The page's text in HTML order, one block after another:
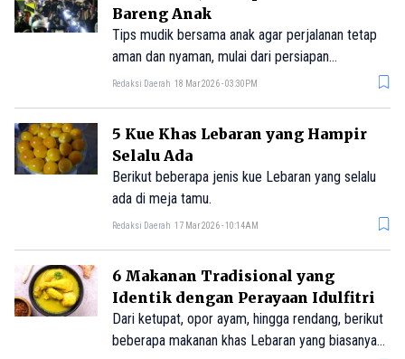
Bareng Anak
Tips mudik bersama anak agar perjalanan tetap
aman dan nyaman, mulai dari persiapan
kesehatan, perlengkapan penting, hingga cara
Redaksi Daerah 18 Mar 2026 - 03:30PM
5 Kue Khas Lebaran yang Hampir
Selalu Ada
Berikut beberapa jenis kue Lebaran yang selalu
ada di meja tamu.
Redaksi Daerah 17 Mar 2026 - 10:14AM
6 Makanan Tradisional yang
Identik dengan Perayaan Idulfitri
Dari ketupat, opor ayam, hingga rendang, berikut
beberapa makanan khas Lebaran yang biasanya